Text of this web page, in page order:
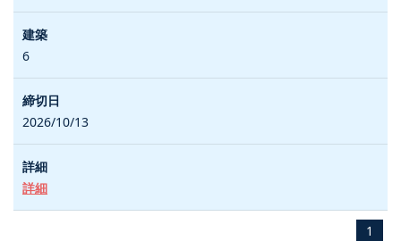
6
2026/10/13
詳細
1